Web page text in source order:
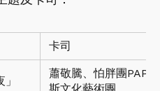
卡司
蕭敬騰、怕胖團